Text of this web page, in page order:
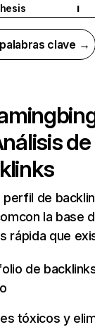
I
clave →
de
perfil de
la base
rápida que
de
tóxicos y